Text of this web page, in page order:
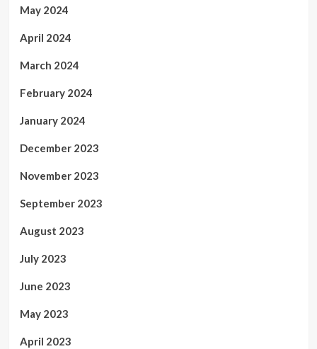
May 2024
April 2024
March 2024
February 2024
January 2024
December 2023
November 2023
September 2023
August 2023
July 2023
June 2023
May 2023
April 2023